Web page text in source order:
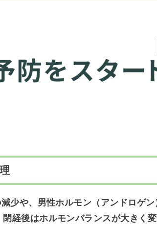
少や、男性ホルモン（アンドロゲ
閉経後はホルモンバランスが大きく